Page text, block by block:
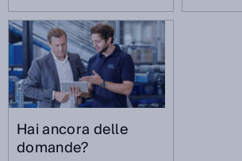
Hai ancora delle
domande?